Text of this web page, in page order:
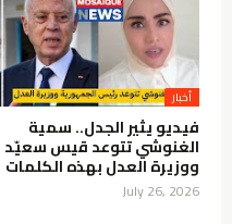
أخبار
فيديو يثير الجدل.. سمية
الغنوشي تتوعد قيس سعيّد
ووزيرة العدل بهذه الكلمات
July 26, 2026